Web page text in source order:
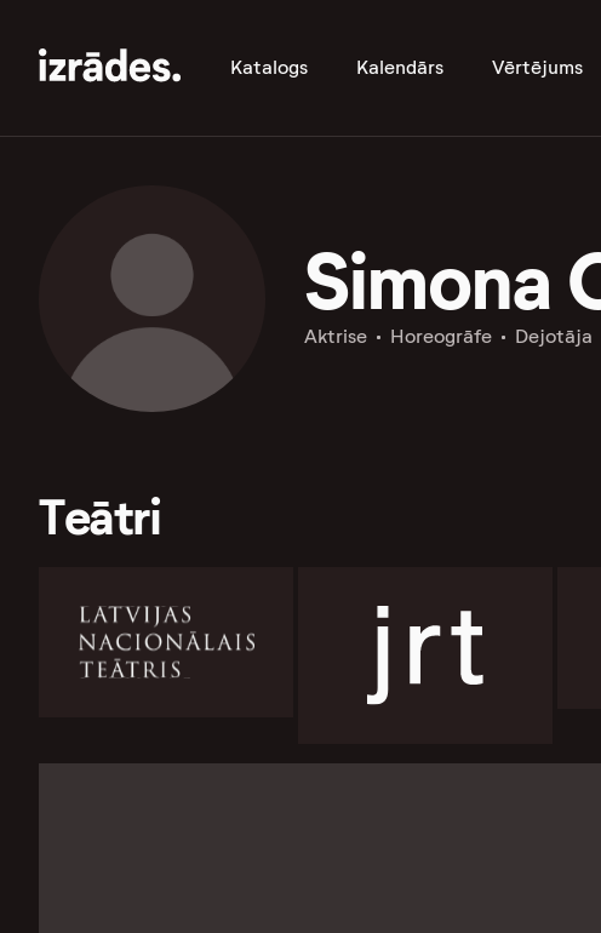
Katalogs Kalendārs Vērtējums
Simona
Aktrise Horeogrāfe Dejotāja
Teātri